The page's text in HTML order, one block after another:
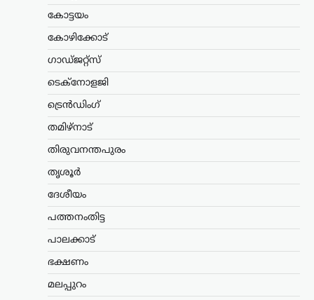
കോട്ടയം
കോഴിക്കോട്
ഗാഡ്ജറ്റ്സ്
ടെക്നോളജി
ട്രെൻഡിംഗ്
തമിഴ്നാട്
തിരുവനന്തപുരം
തൃശൂർ
ദേശീയം
പത്തനംതിട്ട
പാലക്കാട്
ഭക്ഷണം
മലപ്പുറം
എം.വി. ഗോവിന്ദൻ മാസ്റ്റർ ആരോപിച്ചു.
ട്രെൻഡിംഗ്,ദേശീയം,രാഷ്ട്രീയം
പ്രധാനമന്ത്രിക്ക്
യുവാക്കളെ കാണാൻ
സമയമില്ല;
കൂറുമാറിയവരെ
നിൽക്കുമെന്ന് ഉറപ്പ്
നൽകാനും സമയം
കണ്ടെത്തുന്നു: ഉദ്ധവ്
രൂക്ഷ വിമർശനവുമായി ശിവസേന
രാജ്യത്ത് പ്രതിഷേധിക്കുന്ന യുവാക്കളുടെ